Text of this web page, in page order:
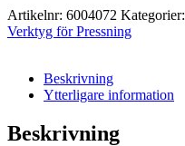
Artikelnr: 6004072 Kategorier:
Verktyg för Pressning
Beskrivning
Ytterligare information
Beskrivning